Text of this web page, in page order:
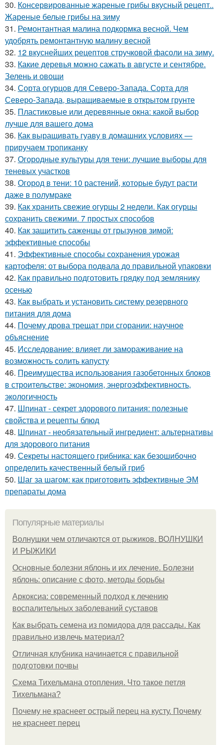
30. Консервированные жареные грибы вкусный рецепт..
Жареные белые грибы на зиму
31. Ремонтантная малина подкормка весной. Чем
удобрять ремонтантную малину весной
32. 12 вкуснейших рецептов стручковой фасоли на зиму.
33. Какие деревья можно сажать в августе и сентябре.
Зелень и овощи
34. Сорта огурцов для Северо-Запада. Сорта для
Северо-Запада, выращиваемые в открытом грунте
35. Пластиковые или деревянные окна: какой выбор
лучше для вашего дома
36. Как выращивать гуаву в домашних условиях —
приручаем тропиканку
37. Огородные культуры для тени: лучшие выборы для
теневых участков
38. Огород в тени: 10 растений, которые будут расти
даже в полумраке
39. Как хранить свежие огурцы 2 недели. Как огурцы
сохранить свежими. 7 простых способов
40. Как защитить саженцы от грызунов зимой:
эффективные способы
41. Эффективные способы сохранения урожая
картофеля: от выбора подвала до правильной упаковки
42. Как правильно подготовить грядку под землянику
осенью
43. Как выбрать и установить систему резервного
питания для дома
44. Почему дрова трещат при сгорании: научное
объяснение
45. Исследование: влияет ли замораживание на
возможность солить капусту
46. Преимущества использования газобетонных блоков
в строительстве: экономия, энергоэффективность,
экологичность
47. Шпинат - секрет здорового питания: полезные
свойства и рецепты блюд
48. Шпинат - необязательный ингредиент: альтернативы
для здорового питания
49. Секреты настоящего грибника: как безошибочно
определить качественный белый гриб
50. Шаг за шагом: как приготовить эффективные ЭМ
препараты дома
Популярные материалы
Волнушки чем отличаются от рыжиков. ВОЛНУШКИ
И РЫЖИКИ
Основные болезни яблонь и их лечение. Болезни
яблонь: описание с фото, методы борьбы
Аркоксиа: современный подход к лечению
воспалительных заболеваний суставов
Как выбрать семена из помидора для рассады. Как
правильно извлечь материал?
Отличная клубника начинается с правильной
подготовки почвы
Схема Тихельмана отопления. Что такое петля
Тихельмана?
Почему не краснеет острый перец на кусту. Почему
не краснеет перец